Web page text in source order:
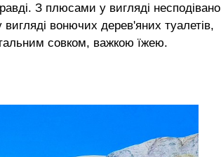
З плюсами у вигляді несподівано
вонючих дерев'яних туалетів,
совком, важкою їжею.